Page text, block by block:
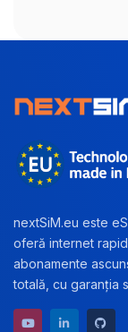
nextSiM.eu este
oferă internet
abonamente
totală, cu garanția
YouTube channel
LinkedIn